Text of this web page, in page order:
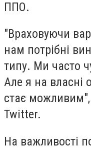
ППО.
"Враховуючи
нам потрібні
типу. Ми часто
Але я на власні
стає
Twitter.
На важливості